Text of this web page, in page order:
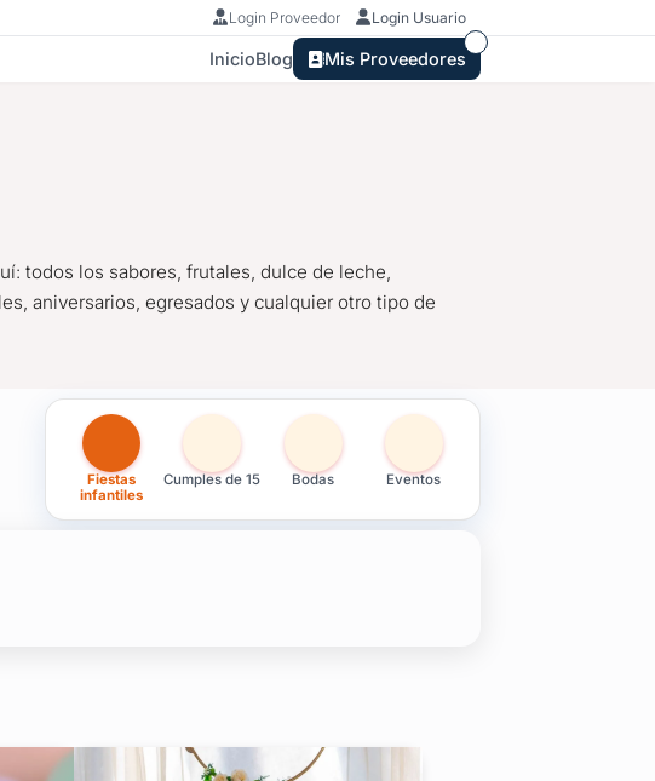
Login Proveedor Login Usuario
InicioBlog Mis Proveedores
todos los sabores, frutales, dulce de leche,
aniversarios, egresados y cualquier otro tipo de
Fiestas
infantiles
Cumples de 15 Bodas Eventos
todos los sabores, frutales, dulce de leche, chocolate, tortas con